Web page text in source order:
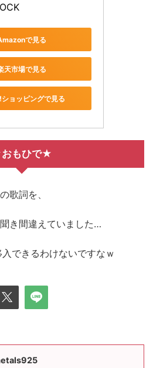
で見る
天市場で見る
ョッピングで見る
もひで★
歌詞を、
き間違えていました…
できるわけないですなｗ